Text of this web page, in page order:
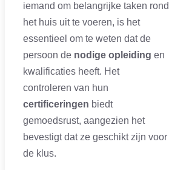
iemand om belangrijke taken rond
het huis uit te voeren, is het
essentieel om te weten dat de
persoon de nodige opleiding en
kwalificaties heeft. Het
controleren van hun
certificeringen biedt
gemoedsrust, aangezien het
bevestigt dat ze geschikt zijn voor
de klus.